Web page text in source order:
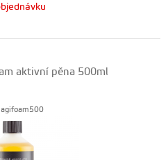
aktivní pěna 500ml